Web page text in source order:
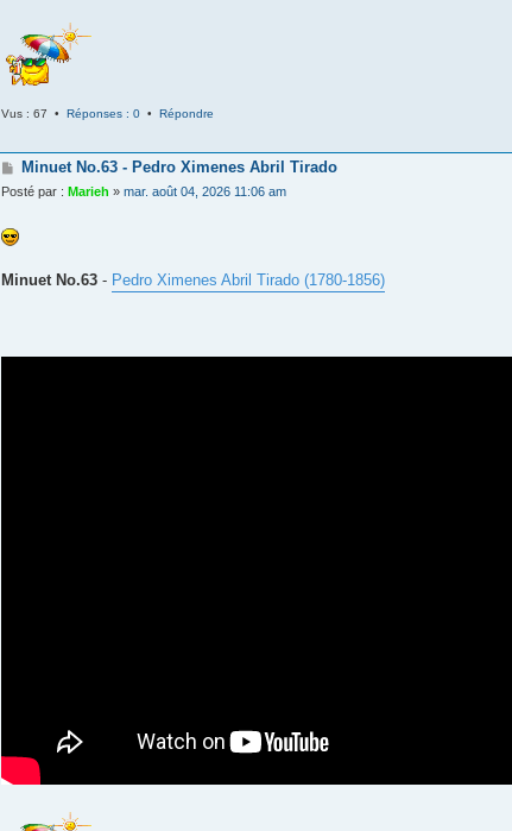
Vus : 67 • Réponses : 0 • Répondre
M
s
a
g
Minuet No.63 - Pedro Ximenes Abril Tirado
Posté par : Marieh » mar. août 04, 2026 11:06 am
Minuet No.63 - Pedro Ximenes Abril Tirado (1780-1856)